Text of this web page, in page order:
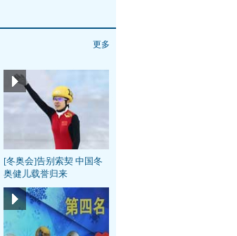
更多
[冬奥会]告别索契 中国冬
奥健儿载誉归来